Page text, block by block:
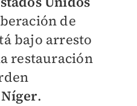
de
bajo arresto
restauración
Níger.